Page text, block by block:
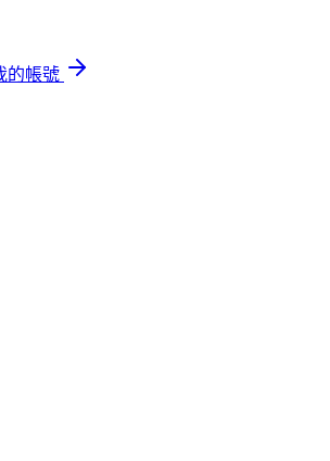
的帳號